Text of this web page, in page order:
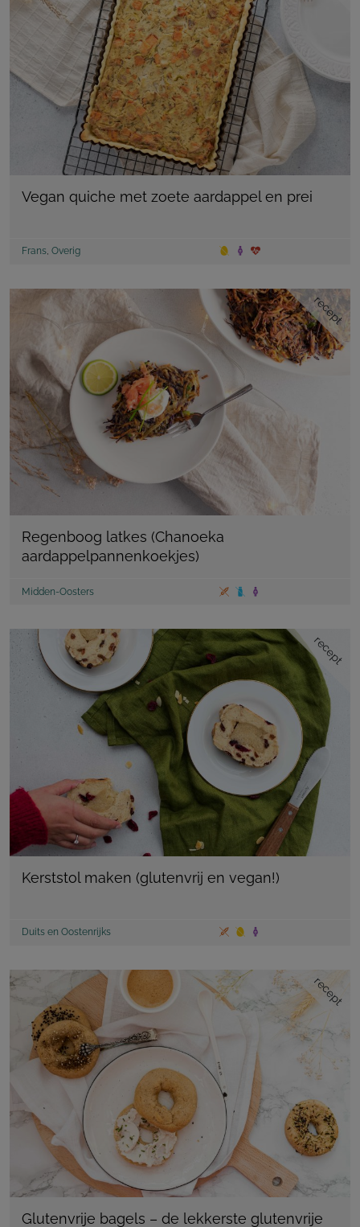
Vegan quiche met zoete aardappel en prei
Frans, Overig
recept
Regenboog latkes (Chanoeka
aardappelpannenkoekjes)
Midden-Oosters
recept
Kerststol maken (glutenvrij en vegan!)
Duits en Oostenrijks
recept
Glutenvrije bagels – de lekkerste glutenvrije